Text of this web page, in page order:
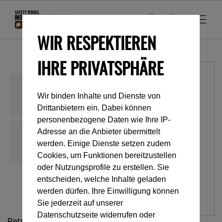
WIR RESPEKTIEREN
IHRE PRIVATSPHÄRE
Wir binden Inhalte und Dienste von
Drittanbietern ein. Dabei können
personenbezogene Daten wie Ihre IP-
Adresse an die Anbieter übermittelt
werden. Einige Dienste setzen zudem
Cookies, um Funktionen bereitzustellen
oder Nutzungsprofile zu erstellen. Sie
entscheiden, welche Inhalte geladen
werden dürfen. Ihre Einwilligung können
Sie jederzeit auf unserer
Datenschutzseite widerrufen oder